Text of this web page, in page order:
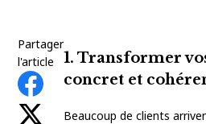
Partager
l'article
1. Transformer
concret et
Beaucoup de clients